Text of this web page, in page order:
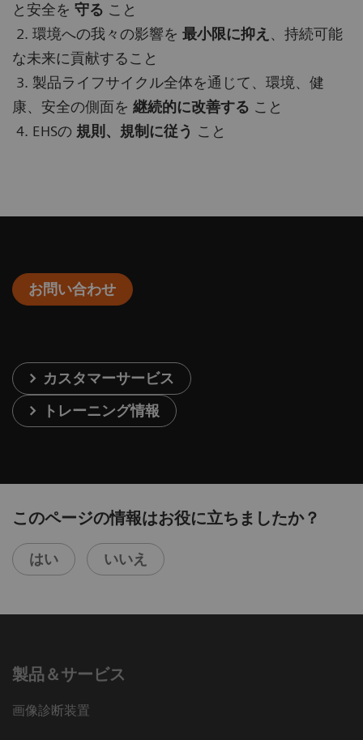
と安全を 守る こと
2. 環境への我々の影響を 最小限に抑え 、持続可能
な未来に貢献すること
3. 製品ライフサイクル全体を通じて、環境、健
康、安全の側面を 継続的に改善する こと
4. EHSの 規則、規制に従う こと
お問い合わせ
カスタマーサービス
トレーニング情報
このページの情報はお役に立ちましたか？
はい いいえ
製品＆サービス
画像診断装置